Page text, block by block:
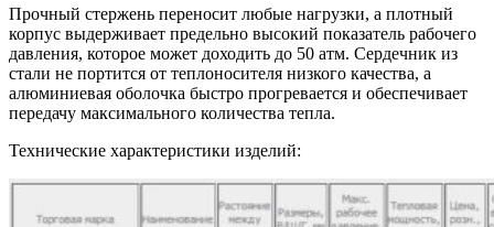
Прочный стержень переносит любые нагрузки, а плотный
корпус выдерживает предельно высокий показатель рабочего
давления, которое может доходить до 50 атм. Сердечник из
стали не портится от теплоносителя низкого качества, а
алюминиевая оболочка быстро прогревается и обеспечивает
передачу максимального количества тепла.
Технические характеристики изделий: